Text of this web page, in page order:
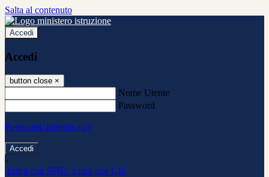
Salta al contenuto
Accedi
Accedi
button close ×
Nome Utente
Password
Password dimenticata?
-
Entra con SPID Entra con CIE